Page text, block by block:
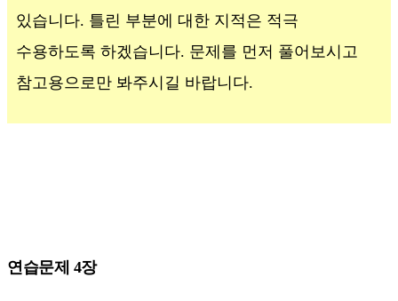
있습니다. 틀린 부분에 대한 지적은 적극
수용하도록 하겠습니다. 문제를 먼저 풀어보시고
참고용으로만 봐주시길 바랍니다.
연습문제 4장